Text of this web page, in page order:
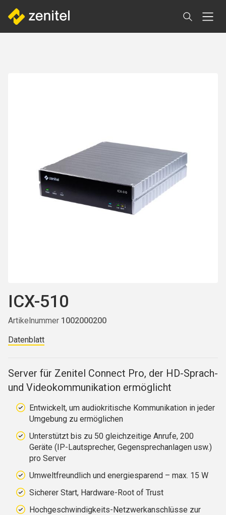
zum
Inhalt
ICX-510
Artikelnummer 1002000200
Datenblatt
Server für Zenitel Connect Pro, der HD-Sprach-
und Videokommunikation ermöglicht
Entwickelt, um audiokritische Kommunikation in jeder
Umgebung zu ermöglichen
Unterstützt bis zu 50 gleichzeitige Anrufe, 200
Geräte (IP-Lautsprecher, Gegensprechanlagen usw.)
pro Server
Umweltfreundlich und energiesparend – max. 15 W
Sicherer Start, Hardware-Root of Trust
Hochgeschwindigkeits-Netzwerkanschlüsse zur